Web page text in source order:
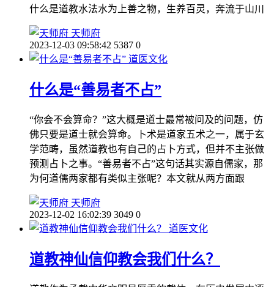
什么是道教水法水为上善之物，生养百灵，奔流于山川
天师府
2023-12-03 09:58:42 5387 0
道医文化
什么是“善易者不占”
“你会不会算命？”这大概是道士最常被问及的问题，仿
佛只要是道士就会算命。卜术是道家五术之一，属于玄
学范畴，虽然道教也有自己的占卜方式，但并不主张做
预测占卜之事。“善易者不占”这句话其实源自儒家，那
为何道儒两家都有类似主张呢？本文就从两方面跟
天师府
2023-12-02 16:02:39 3049 0
道医文化
道教神仙信仰教会我们什么？